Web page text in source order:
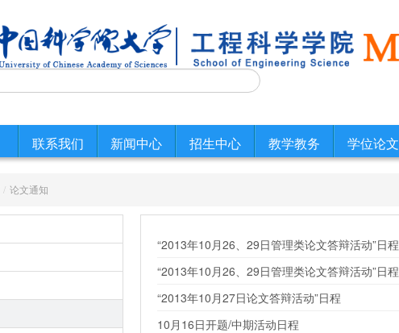
联系我们 新闻中心 招生中心 教学教务 学位论文
/ 论文通知
“2013年10月26、29日管理类论文答辩活动”日程
“2013年10月26、29日管理类论文答辩活动”日程
“2013年10月27日论文答辩活动”日程
10月16日开题/中期活动日程